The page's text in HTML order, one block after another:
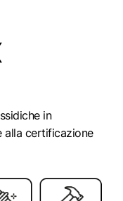
in
alla certificazione